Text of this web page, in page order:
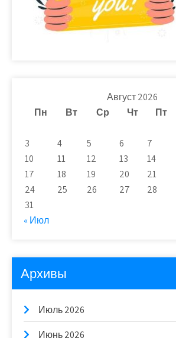
Август 2026
Пн
Вт Ср Чт Пт
3
4 5 6 7
10
11 12 13 14
17
18 19 20 21
24
25 26 27 28
31
« Июл
Архивы
Июль 2026
Июнь 2026